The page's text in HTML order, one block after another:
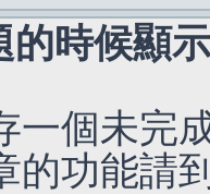
的時候顯
一個未完
的功能請